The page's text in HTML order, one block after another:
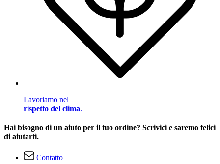
Lavoriamo nel
rispetto del clima.
Hai bisogno di un aiuto per il tuo ordine? Scrivici e saremo felici
di aiutarti.
Contatto